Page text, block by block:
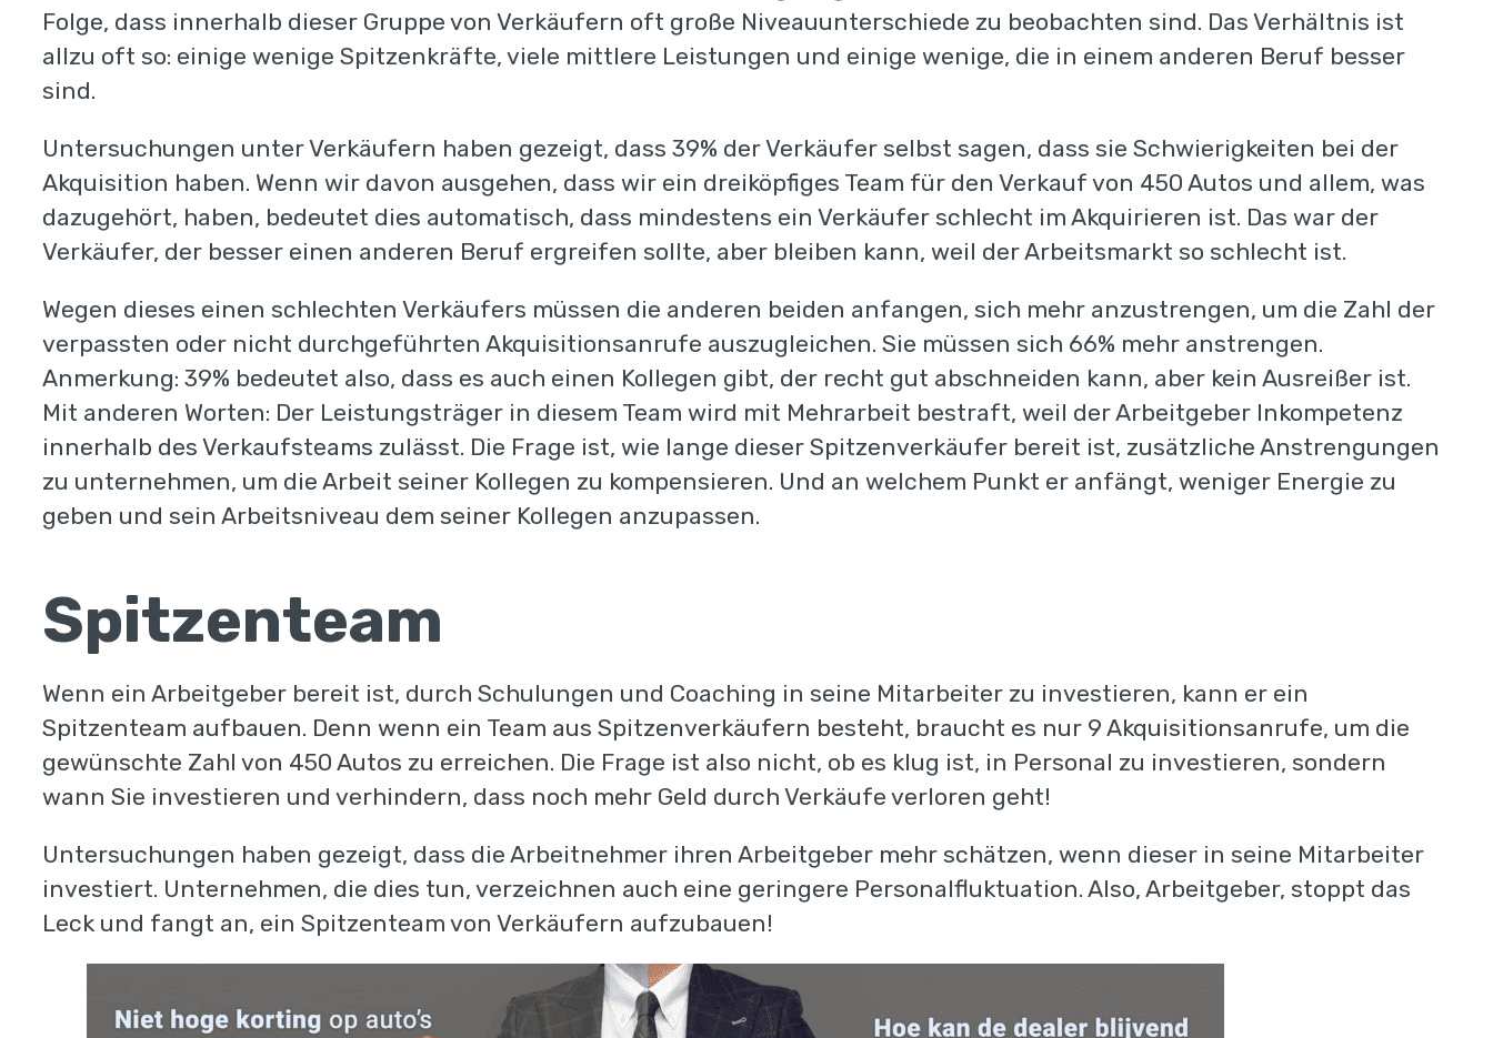
Folge, dass innerhalb dieser Gruppe von Verkäufern oft große Niveauunterschiede zu beobachten sind. Das Verhältnis ist
allzu oft so: einige wenige Spitzenkräfte, viele mittlere Leistungen und einige wenige, die in einem anderen Beruf besser
sind.
Untersuchungen unter Verkäufern haben gezeigt, dass 39% der Verkäufer selbst sagen, dass sie Schwierigkeiten bei der
Akquisition haben. Wenn wir davon ausgehen, dass wir ein dreiköpfiges Team für den Verkauf von 450 Autos und allem, was
dazugehört, haben, bedeutet dies automatisch, dass mindestens ein Verkäufer schlecht im Akquirieren ist. Das war der
Verkäufer, der besser einen anderen Beruf ergreifen sollte, aber bleiben kann, weil der Arbeitsmarkt so schlecht ist.
Wegen dieses einen schlechten Verkäufers müssen die anderen beiden anfangen, sich mehr anzustrengen, um die Zahl der
verpassten oder nicht durchgeführten Akquisitionsanrufe auszugleichen. Sie müssen sich 66% mehr anstrengen.
Anmerkung: 39% bedeutet also, dass es auch einen Kollegen gibt, der recht gut abschneiden kann, aber kein Ausreißer ist.
Mit anderen Worten: Der Leistungsträger in diesem Team wird mit Mehrarbeit bestraft, weil der Arbeitgeber Inkompetenz
innerhalb des Verkaufsteams zulässt. Die Frage ist, wie lange dieser Spitzenverkäufer bereit ist, zusätzliche Anstrengungen
zu unternehmen, um die Arbeit seiner Kollegen zu kompensieren. Und an welchem Punkt er anfängt, weniger Energie zu
geben und sein Arbeitsniveau dem seiner Kollegen anzupassen.
Spitzenteam
Wenn ein Arbeitgeber bereit ist, durch Schulungen und Coaching in seine Mitarbeiter zu investieren, kann er ein
Spitzenteam aufbauen. Denn wenn ein Team aus Spitzenverkäufern besteht, braucht es nur 9 Akquisitionsanrufe, um die
gewünschte Zahl von 450 Autos zu erreichen. Die Frage ist also nicht, ob es klug ist, in Personal zu investieren, sondern
wann Sie investieren und verhindern, dass noch mehr Geld durch Verkäufe verloren geht!
Untersuchungen haben gezeigt, dass die Arbeitnehmer ihren Arbeitgeber mehr schätzen, wenn dieser in seine Mitarbeiter
investiert. Unternehmen, die dies tun, verzeichnen auch eine geringere Personalfluktuation. Also, Arbeitgeber, stoppt das
Leck und fangt an, ein Spitzenteam von Verkäufern aufzubauen!
Kostenloser Schnell-Scan
Teilen Sie uns die nachstehenden Angaben mit und Sie
erhalten innerhalb weniger Tage Ihren persönlichen Zugang
zum Quick Scan von Sales Colors.
Sie erhalten dann automatisch eine E-Mail von Sales Colors